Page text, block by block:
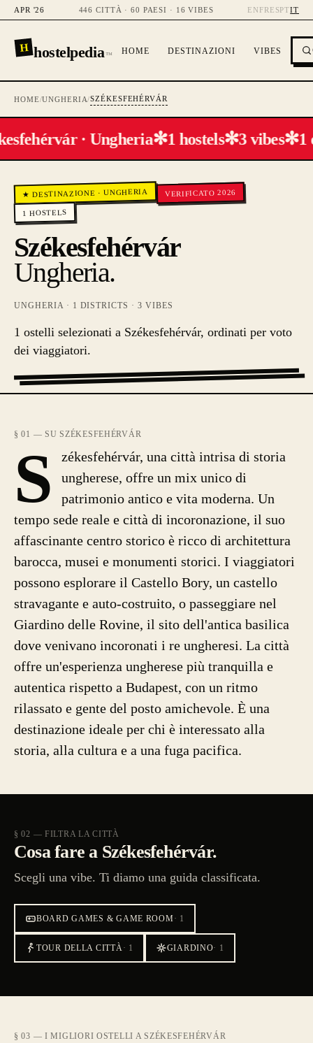
APR '26 446 CITTÀ · 60 PAESI · 16 VIBES EN FR ESPTIT
H hostelpedia™ HOME DESTINAZIONI VIBES
HOME/UNGHERIA/SZÉKESFEHÉRVÁR
· Ungheria✻1 hostels✻3 vibes✻1
★ DESTINAZIONE ·UNGHERIA VERIFICATO 2026
1 HOSTELS
Székesfehérvár
Ungheria.
UNGHERIA· 1 DISTRICTS ·3 VIBES
1 ostelli selezionati a Székesfehérvár, ordinati per voto
dei viaggiatori.
§ 01 — SU SZÉKESFEHÉRVÁR
S
zékesfehérvár, una città intrisa di storia
ungherese, offre un mix unico di
patrimonio antico e vita moderna. Un
tempo sede reale e città di incoronazione, il suo
affascinante centro storico è ricco di architettura
barocca, musei e monumenti storici. I viaggiatori
possono esplorare il Castello Bory, un castello
stravagante e auto-costruito, o passeggiare nel
Giardino delle Rovine, il sito dell'antica basilica
dove venivano incoronati i re ungheresi. La città
offre un'esperienza ungherese più tranquilla e
autentica rispetto a Budapest, con un ritmo
rilassato e gente del posto amichevole. È una
destinazione ideale per chi è interessato alla
storia, alla cultura e a una fuga pacifica.
§ 02 — FILTRA LA CITTÀ
Cosa fare a Székesfehérvár.
Scegli una vibe. Ti diamo una guida classificata.
BOARD GAMES & GAME ROOM· 1
TOUR DELLA CITTÀ· 1 GIARDINO· 1
§ 03 — I MIGLIORI OSTELLI A SZÉKESFEHÉRVÁR